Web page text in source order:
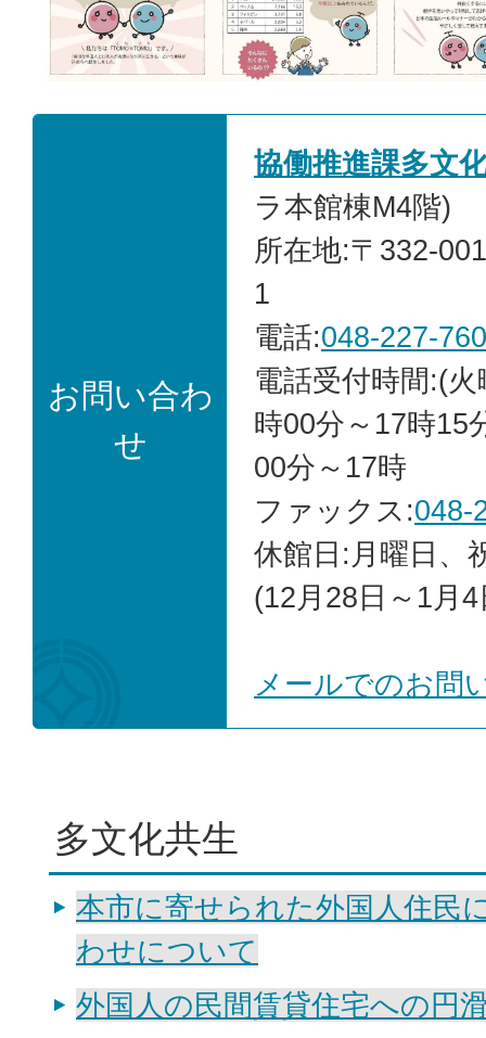
お問い合わ
せ
協働推進課多文
ラ本館棟M4階)
所在地:〒332-
1
電話:048-227-
電話受付時間:(
時00分～17時15
00分～17時
ファックス:048-
休館日:月曜日、
(12月28日～1月4
メールでのお問
多文化共生
本市に寄せられた外国人住民
わせについて
外国人の民間賃貸住宅への円